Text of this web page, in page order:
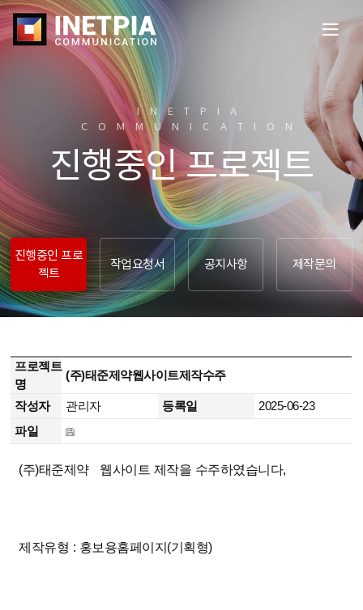
INETPIA
COMMUNICATION​
진행중인 프로젝트
진행중인 프로
젝트
작업요청서 공지사항 제작문의
프로젝트
명
(주)태준제약웹사이트제작수주
작성자 관리자 등록일
2025-06-23
파일
(주)태준제약 웹사이트 제작을 수주하였습니다,
제작유형 : 홍보용홈페이지(기획형)
전
뉴
열
기